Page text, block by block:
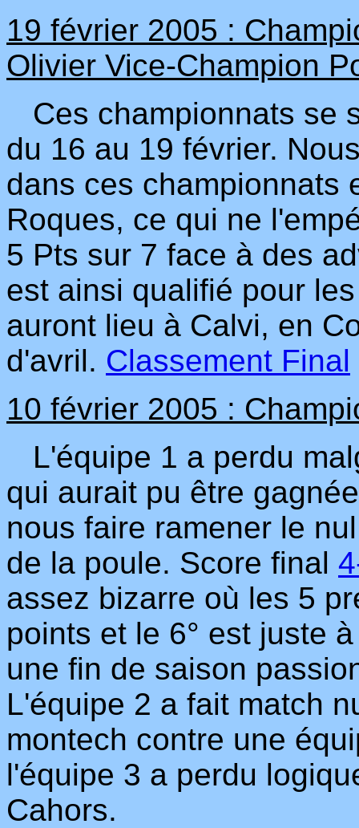
19 février 2005 :
Olivier Vice-Champion
Ces championnats se
du 16 au 19 février.
dans ces championnats
Roques, ce qui ne
5 Pts sur 7 face à des
est ainsi qualifié pour
auront lieu à Calvi, en
d'avril. Classement Final
10 février 2005 :
L'équipe 1 a perdu
qui aurait pu être
nous faire ramener le
de la poule. Score final
assez bizarre où les 5
points et le 6° est juste
une fin de saison
L'équipe 2 a fait match
montech contre une
l'équipe 3 a perdu
Cahors.